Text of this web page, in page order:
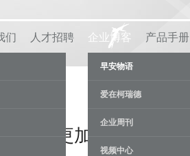
们 人才招聘 企业博客
早安物语
爱在柯瑞德
企业周刊
视频中心
产品手册
生活更加美好